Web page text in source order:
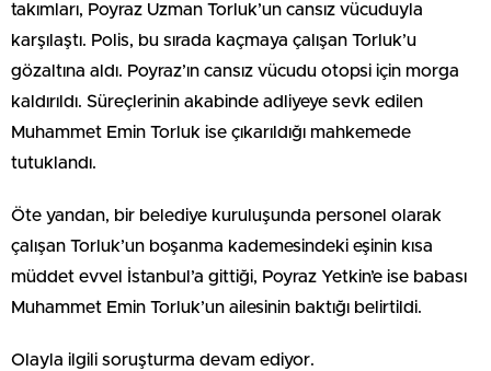
takımları, Poyraz Uzman Torluk’un cansız vücuduyla
karşılaştı. Polis, bu sırada kaçmaya çalışan Torluk’u
gözaltına aldı. Poyraz’ın cansız vücudu otopsi için morga
kaldırıldı. Süreçlerinin akabinde adliyeye sevk edilen
Muhammet Emin Torluk ise çıkarıldığı mahkemede
tutuklandı.
Öte yandan, bir belediye kuruluşunda personel olarak
çalışan Torluk’un boşanma kademesindeki eşinin kısa
müddet evvel İstanbul’a gittiği, Poyraz Yetkin’e ise babası
Muhammet Emin Torluk’un ailesinin baktığı belirtildi.
Olayla ilgili soruşturma devam ediyor.